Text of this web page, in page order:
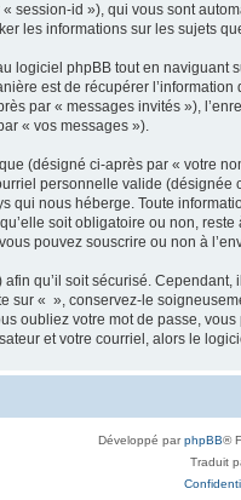
session-id »), qui vous sont
les informations sur les sujets
logiciel phpBB tout en
est de récupérer
par « messages invités »),
« vos messages »).
(désigné ci-après par « votre
personnelle valide
nous héberge. Toute
soit obligatoire ou non,
pouvez souscrire ou non à
qu’il soit sécurisé.
sur « », conservez-le
oubliez votre mot de passe,
et votre courriel, alors le
Développé parphpBB®
Traduit